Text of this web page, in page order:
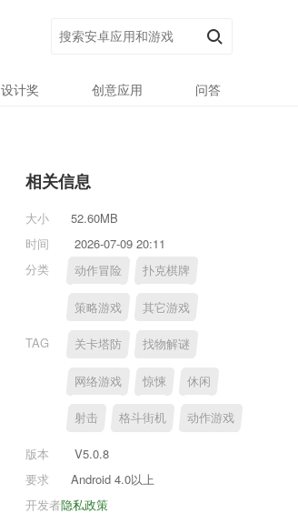
设计奖 创意应用 问答
相关信息
大小
52.60MB
时间
2026-07-09 20:11
分类
动作冒险 扑克棋牌
策略游戏 其它游戏
TAG 关卡塔防 找物解谜
网络游戏 惊悚 休闲
射击 格斗街机 动作游戏
版本
V5.0.8
要求
Android 4.0以上
隐私政策
开发者